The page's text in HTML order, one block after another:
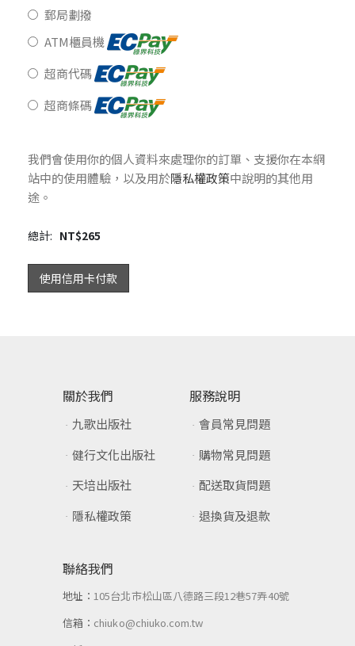
郵局劃撥
ATM櫃員機
超商代碼
超商條碼
我們會使用你的個人資料來處理你的訂單、支援你在本網
站中的使用體驗，以及用於隱私權政策中說明的其他用
途。
總計: NT$265
使用信用卡付款
關於我們
九歌出版社
健行文化出版社
天培出版社
隱私權政策
服務說明
會員常見問題
購物常見問題
配送取貨問題
退換貨及退款
聯絡我們
地址：105台北市松山區八德路三段12巷57弄40號
信箱： chiuko@chiuko.com.tw